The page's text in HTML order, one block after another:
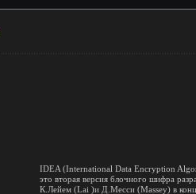
IDEA (International Data Encryption
это вторая версия блочного шифра
К.Лейем (Lai )и Д.Месси (Massey) в